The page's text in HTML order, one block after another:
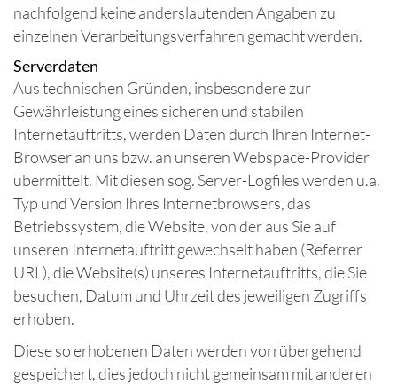
nachfolgend keine anderslautenden Angaben zu
einzelnen Verarbeitungsverfahren gemacht werden.
Serverdaten
Aus technischen Gründen, insbesondere zur
Gewährleistung eines sicheren und stabilen
Internetauftritts, werden Daten durch Ihren Internet-
Browser an uns bzw. an unseren Webspace-Provider
übermittelt. Mit diesen sog. Server-Logfiles werden u.a.
Typ und Version Ihres Internetbrowsers, das
Betriebssystem, die Website, von der aus Sie auf
unseren Internetauftritt gewechselt haben (Referrer
URL), die Website(s) unseres Internetauftritts, die Sie
besuchen, Datum und Uhrzeit des jeweiligen Zugriffs
erhoben.
Diese so erhobenen Daten werden vorrübergehend
gespeichert, dies jedoch nicht gemeinsam mit anderen